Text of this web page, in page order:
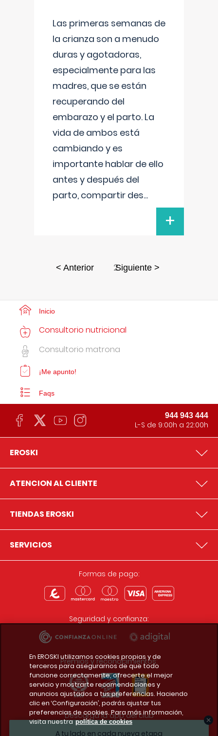
Las primeras semanas de
la crianza son a menudo
duras y agotadoras,
especialmente para las
madres, que se están
recuperando del
embarazo y el parto. La
vida de ambos está
cambiando y es
importante hablar de ello
antes y después del
parto, compartir des...
+
< Anterior 2Siguiente >
A tu lado en cada nueva etapa
Inicio
Consultorio nutricional
Consultorio matrona
¡Me apunto!
Faqs
944 943 444
L-S de 9:00h a 22:00h
EROSKI
ATENCION AL CLIENTE
TIENDAS EROSKI
SERVICIOS
Formas de pago:
Seguridad y confianza:
Premios y reconocimientos:
Descarga la app del club
En EROSKI utilizamos cookies propias y de
terceros para asegurarnos de que todo
funcione correctamente, ofrecerte el mejor
servicio y mostrarte recomendaciones y
anuncios ajustados a tus preferencias. Haciendo
clic en ‘Configuración’, podrás ajustar tus
preferencias de cookies. Para más información,
visita nuestra política de cookies